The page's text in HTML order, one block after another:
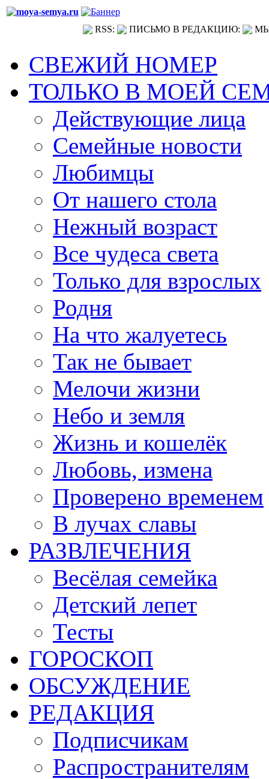
RSS: ПИСЬМО В РЕДАКЦИЮ:
СВЕЖИЙ НОМЕР
ТОЛЬКО В МОЕЙ
Действующие лица
Семейные новости
Любимцы
От нашего стола
Нежный возраст
Все чудеса света
Только для взрослых
Родня
На что жалуетесь
Так не бывает
Мелочи жизни
Небо и земля
Жизнь и кошелёк
Любовь, измена
Проверено временем
В лучах славы
РАЗВЛЕЧЕНИЯ
Весёлая семейка
Детский лепет
Тесты
ГОРОСКОП
ОБСУЖДЕНИЕ
РЕДАКЦИЯ
Подписчикам
Распространителям